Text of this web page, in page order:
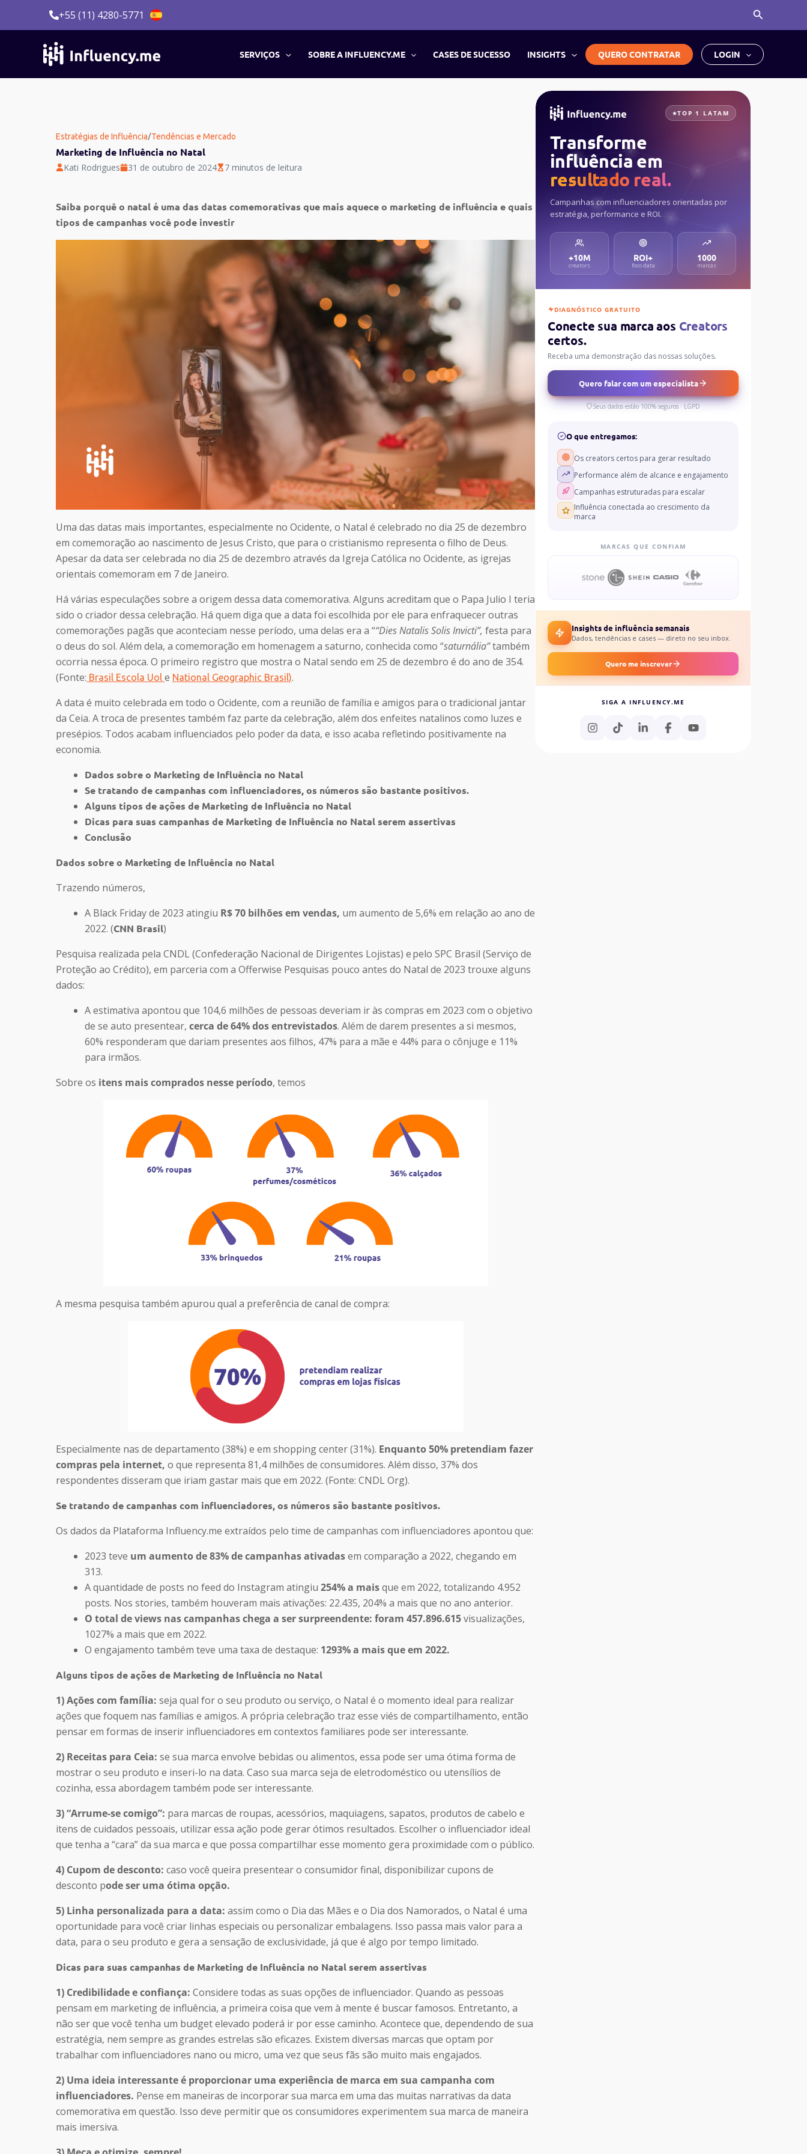
+55 (11) 4280-5771 Pesquisar
SERVIÇOS SOBRE A INFLUENCY.ME CASES DE SUCESSO INSIGHTS QUERO CONTRATAR LOGIN
Estratégias de Influência/Tendências e Mercado
Marketing de Influência no Natal
Kati Rodrigues 31 de outubro de 2024 7 minutos de leitura
Saiba porquê o natal é uma das datas comemorativas que mais aquece o marketing de influência e quais
tipos de campanhas você pode investir
Uma das datas mais importantes, especialmente no Ocidente, o Natal é celebrado no dia 25 de dezembro
em comemoração ao nascimento de Jesus Cristo, que para o cristianismo representa o filho de Deus.
Apesar da data ser celebrada no dia 25 de dezembro através da Igreja Católica no Ocidente, as igrejas
orientais comemoram em 7 de Janeiro.
Há várias especulações sobre a origem dessa data comemorativa. Alguns acreditam que o Papa Julio I teria
sido o criador dessa celebração. Há quem diga que a data foi escolhida por ele para enfraquecer outras
comemorações pagãs que aconteciam nesse período, uma delas era a ““Dies Natalis Solis Invicti”, festa para
o deus do sol. Além dela, a comemoração em homenagem a saturno, conhecida como “saturnália”também
ocorria nessa época. O primeiro registro que mostra o Natal sendo em 25 de dezembro é do ano de 354.
(Fonte: Brasil Escola Uol e National Geographic Brasil).
A data é muito celebrada em todo o Ocidente, com a reunião de família e amigos para o tradicional jantar
da Ceia. A troca de presentes também faz parte da celebração, além dos enfeites natalinos como luzes e
presépios. Todos acabam influenciados pelo poder da data, e isso acaba refletindo positivamente na
economia.
Dados sobre o Marketing de Influência no Natal
Se tratando de campanhas com influenciadores, os números são bastante positivos.
Alguns tipos de ações de Marketing de Influência no Natal
Dicas para suas campanhas de Marketing de Influência no Natal serem assertivas
Conclusão
Dados sobre o Marketing de Influência no Natal
Trazendo números,
A Black Friday de 2023 atingiu R$ 70 bilhões em vendas, um aumento de 5,6% em relação ao ano de
2022. (CNN Brasil)
Pesquisa realizada pela CNDL (Confederação Nacional de Dirigentes Lojistas) e pelo SPC Brasil (Serviço de
Proteção ao Crédito), em parceria com a Offerwise Pesquisas pouco antes do Natal de 2023 trouxe alguns
dados:
A estimativa apontou que 104,6 milhões de pessoas deveriam ir às compras em 2023 com o objetivo
de se auto presentear, cerca de 64% dos entrevistados. Além de darem presentes a si mesmos,
60% responderam que dariam presentes aos filhos, 47% para a mãe e 44% para o cônjuge e 11%
para irmãos.
Sobre os itens mais comprados nesse período, temos
A mesma pesquisa também apurou qual a preferência de canal de compra:
Especialmente nas de departamento (38%) e em shopping center (31%). Enquanto 50% pretendiam fazer
compras pela internet, o que representa 81,4 milhões de consumidores. Além disso, 37% dos
respondentes disseram que iriam gastar mais que em 2022. (Fonte: CNDL Org).
Se tratando de campanhas com influenciadores, os números são bastante positivos.
Os dados da Plataforma Influency.me extraídos pelo time de campanhas com influenciadores apontou que:
2023 teve um aumento de 83% de campanhas ativadasem comparação a 2022, chegando em
313.
A quantidade de posts no feed do Instagram atingiu 254% a maisque em 2022, totalizando 4.952
posts. Nos stories, também houveram mais ativações: 22.435, 204% a mais que no ano anterior.
O total de views nas campanhas chega a ser surpreendente: foram 457.896.615visualizações,
1027% a mais que em 2022.
O engajamento também teve uma taxa de destaque: 1293% a mais que em 2022.
Alguns tipos de ações de Marketing de Influência no Natal
1) Ações com família: seja qual for o seu produto ou serviço, o Natal é o momento ideal para realizar
ações que foquem nas famílias e amigos. A própria celebração traz esse viés de compartilhamento, então
pensar em formas de inserir influenciadores em contextos familiares pode ser interessante.
2) Receitas para Ceia: se sua marca envolve bebidas ou alimentos, essa pode ser uma ótima forma de
mostrar o seu produto e inseri-lo na data. Caso sua marca seja de eletrodoméstico ou utensílios de
cozinha, essa abordagem também pode ser interessante.
3) “Arrume-se comigo”: para marcas de roupas, acessórios, maquiagens, sapatos, produtos de cabelo e
itens de cuidados pessoais, utilizar essa ação pode gerar ótimos resultados. Escolher o influenciador ideal
que tenha a “cara” da sua marca e que possa compartilhar esse momento gera proximidade com o público.
4) Cupom de desconto: caso você queira presentear o consumidor final, disponibilizar cupons de
desconto pode ser uma ótima opção.
5) Linha personalizada para a data: assim como o Dia das Mães e o Dia dos Namorados, o Natal é uma
oportunidade para você criar linhas especiais ou personalizar embalagens. Isso passa mais valor para a
data, para o seu produto e gera a sensação de exclusividade, já que é algo por tempo limitado.
Dicas para suas campanhas de Marketing de Influência no Natal serem assertivas
1) Credibilidade e confiança: Considere todas as suas opções de influenciador. Quando as pessoas
pensam em marketing de influência, a primeira coisa que vem à mente é buscar famosos. Entretanto, a
não ser que você tenha um budget elevado poderá ir por esse caminho. Acontece que, dependendo de sua
estratégia, nem sempre as grandes estrelas são eficazes. Existem diversas marcas que optam por
trabalhar com influenciadores nano ou micro, uma vez que seus fãs são muito mais engajados.
2) Uma ideia interessante é proporcionar uma experiência de marca em sua campanha com
influenciadores. Pense em maneiras de incorporar sua marca em uma das muitas narrativas da data
comemorativa em questão. Isso deve permitir que os consumidores experimentem sua marca de maneira
mais imersiva.
TOP 1 LATAM
Transforme
influência em
resultado real.
Campanhas com influenciadores orientadas por
estratégia, performance e ROI.
+10M
creators
ROI+
foco data
1000
marcas
DIAGNÓSTICO GRATUITO
Conecte sua marca aos Creators
certos.
Receba uma demonstração das nossas soluções.
Quero falar com um especialista
Seus dados estão 100% seguros · LGPD
O que entregamos:
Os creators certos para gerar resultado
Performance além de alcance e engajamento
Campanhas estruturadas para escalar
Influência conectada ao crescimento da
marca
MARCAS QUE CONFIAM
Insights de influência semanais
Dados, tendências e cases — direto no seu inbox.
Quero me inscrever
SIGA A INFLUENCY.ME